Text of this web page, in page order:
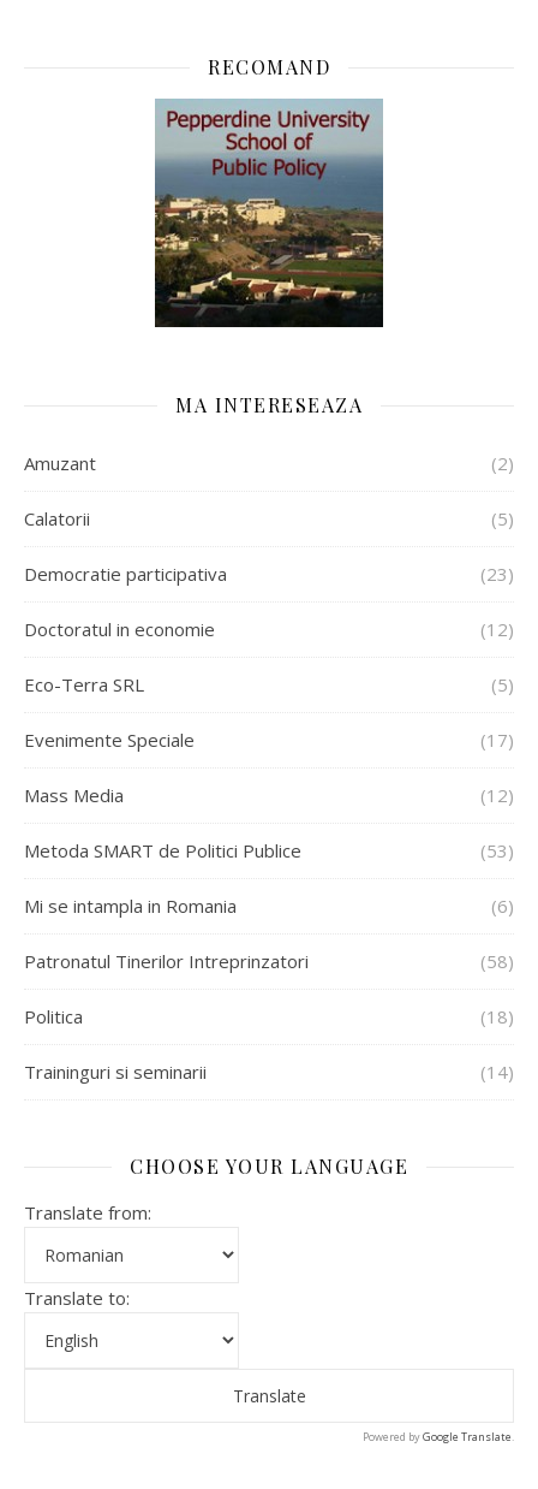
RECOMAND
MA INTERESEAZA
Amuzant (2)
Calatorii (5)
Democratie participativa (23)
Doctoratul in economie (12)
Eco-Terra SRL (5)
Evenimente Speciale (17)
Mass Media (12)
Metoda SMART de Politici Publice (53)
Mi se intampla in Romania (6)
Patronatul Tinerilor Intreprinzatori (58)
Politica (18)
Traininguri si seminarii (14)
CHOOSE YOUR LANGUAGE
Translate from:
Translate to:
Powered byGoogle Translate.